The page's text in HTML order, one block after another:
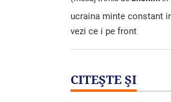
ucraina minte constant
vezi ce i pe front
CITEŞTE ŞI